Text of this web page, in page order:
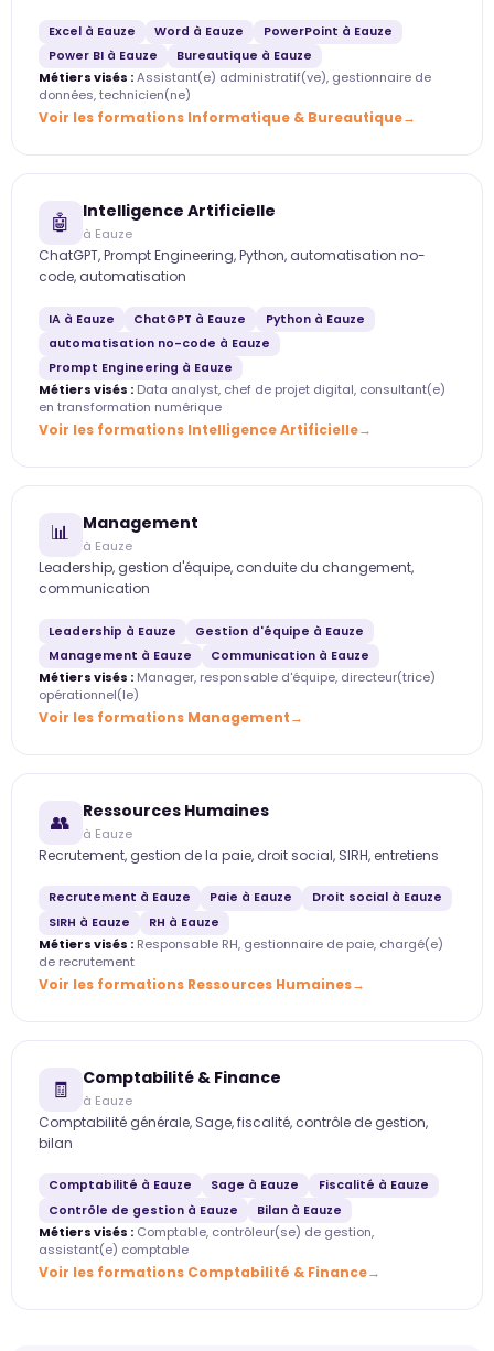
Excel à Eauze Word à Eauze
PowerPoint à Eauze
Power BI à Eauze
Bureautique à Eauze
Métiers visés :Assistant(e) administratif(ve), gestionnaire de
données, technicien(ne)
Voir les formations Informatique & Bureautique
🤖 Intelligence Artificielle
à Eauze
ChatGPT, Prompt Engineering, Python, automatisation no-
code, automatisation
IA à Eauze ChatGPT à Eauze
Python à Eauze
automatisation no-code à Eauze
Prompt Engineering à Eauze
Métiers visés : Data analyst, chef de projet digital, consultant(e)
en transformation numérique
Voir les formations Intelligence Artificielle
📊 Management
à Eauze
Leadership, gestion d'équipe, conduite du changement,
communication
Leadership à Eauze
Gestion d'équipe à Eauze
Management à Eauze
Communication à Eauze
Métiers visés : Manager, responsable d'équipe, directeur(trice)
opérationnel(le)
Voir les formations Management
👥 Ressources Humaines
à Eauze
Recrutement, gestion de la paie, droit social, SIRH, entretiens
Recrutement à Eauze Paie à Eauze
Droit social à Eauze
SIRH à Eauze
RH à Eauze
Métiers visés : Responsable RH, gestionnaire de paie, chargé(e)
de recrutement
Voir les formations Ressources Humaines
🧾 Comptabilité & Finance
à Eauze
Comptabilité générale, Sage, fiscalité, contrôle de gestion,
bilan
Comptabilité à Eauze Sage à Eauze
Fiscalité à Eauze
Contrôle de gestion à Eauze
Bilan à Eauze
Métiers visés : Comptable, contrôleur(se) de gestion,
assistant(e) comptable
Voir les formations Comptabilité & Finance